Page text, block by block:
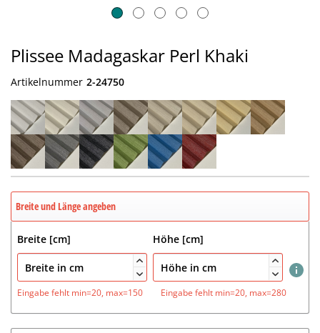
Plissee Madagaskar Perl Khaki
Artikelnummer 2-24750
Breite und Länge angeben
Breite [cm]


Höhe [cm]


Eingabe fehlt min=20, max=150 Eingabe fehlt min=20, max=280